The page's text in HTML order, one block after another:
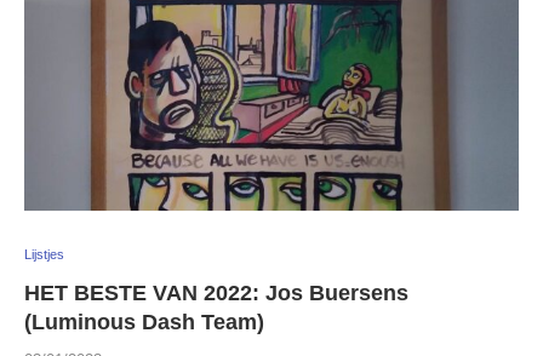
Lijstjes
HET BESTE VAN 2022: Jos Buersens
(Luminous Dash Team)